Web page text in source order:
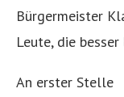
Bürgermeister
Leute, die
An erster Stelle